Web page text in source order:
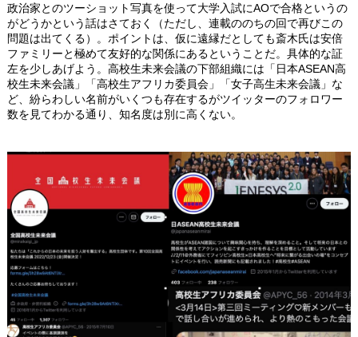
政治家とのツーショット写真を使って大学入試にAOで合格というの
がどうかという話はさておく（ただし、連載ののちの回で再びこの
問題は出てくる）。ポイントは、仮に遠縁だとしても斎木氏は安倍
ファミリーと極めて友好的な関係にあるということだ。具体的な証
左を少しあげよう。高校生未来会議の下部組織には「日本ASEAN高
校生未来会議」「高校生アフリカ委員会」「女子高生未来会議」な
ど、紛らわしい名前がいくつも存在するがツイッターのフォロワー
数を見てわかる通り、知名度は別に高くない。